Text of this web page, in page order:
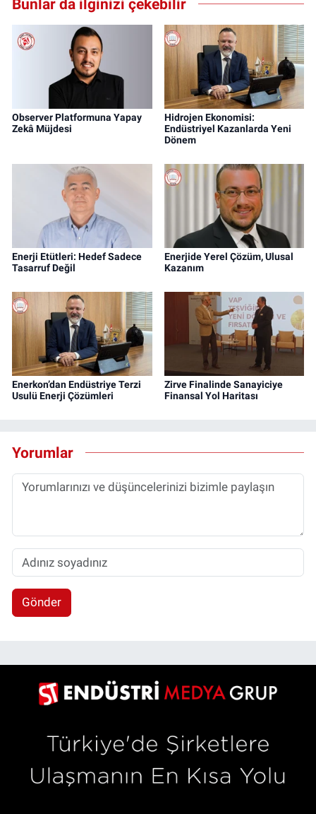
Bunlar da ilginizi çekebilir
Observer Platformuna Yapay
Zekâ Müjdesi
Hidrojen Ekonomisi:
Endüstriyel Kazanlarda Yeni
Dönem
Enerji Etütleri: Hedef Sadece
Tasarruf Değil
Enerjide Yerel Çözüm, Ulusal
Kazanım
Enerkon’dan Endüstriye Terzi
Usulü Enerji Çözümleri
Zirve Finalinde Sanayiciye
Finansal Yol Haritası
Yorumlar
Gönder